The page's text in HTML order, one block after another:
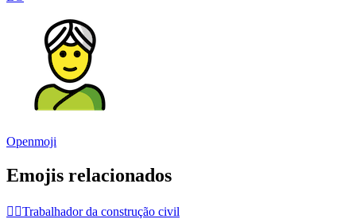
Openmoji
Emojis relacionados
👷‍♂️Trabalhador da construção civil